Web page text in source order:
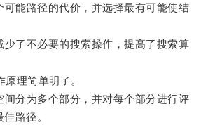
能路径的代价，并选择最有可能使结
了不必要的搜索操作，提高了搜索算
理简单明了。
分为多个部分，并对每个部分进行评
路径。